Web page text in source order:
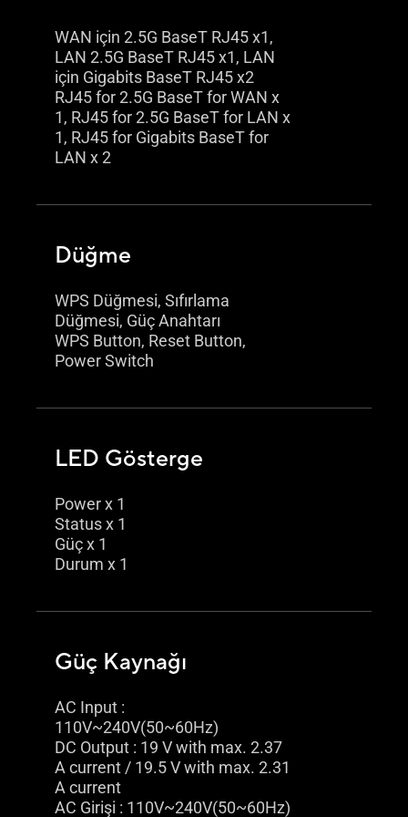
WAN için 2.5G BaseT RJ45 x1,
LAN 2.5G BaseT RJ45 x1, LAN
için Gigabits BaseT RJ45 x2
RJ45 for 2.5G BaseT for WAN x
1, RJ45 for 2.5G BaseT for LAN x
1, RJ45 for Gigabits BaseT for
LAN x 2
Düğme
WPS Düğmesi, Sıfırlama
Düğmesi, Güç Anahtarı
WPS Button, Reset Button,
Power Switch
LED Gösterge
Power x 1
Status x 1
Güç x 1
Durum x 1
Güç Kaynağı
AC Input :
110V~240V(50~60Hz)
DC Output : 19 V with max. 2.37
A current / 19.5 V with max. 2.31
A current
AC Girişi : 110V~240V(50~60Hz)